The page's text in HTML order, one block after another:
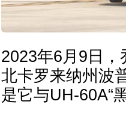
2023年6月9日，
北卡罗来纳州波
是它与UH-60A“